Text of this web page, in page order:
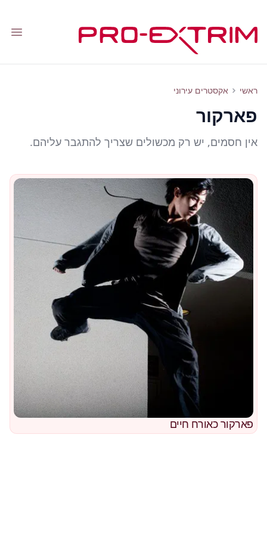
ראשי אקסטרים עירוני פארקור
פארקור
אין חסמים, יש רק מכשולים שצריך להתגבר עליהם.
פארקור כאורח חיים